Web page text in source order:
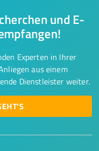
und E-
Experten in Ihrer
aus einem
Dienstleister weiter.